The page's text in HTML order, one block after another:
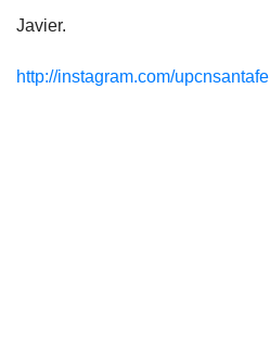
Javier.
http://instagram.com/upcnsantafe